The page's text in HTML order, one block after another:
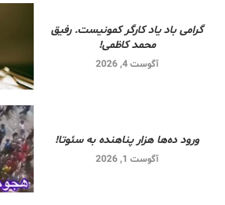
گرامی باد یاد کارگر کمونیست. رفیق
محمد کاظمی!
آگوست 4, 2026
ورود ده‌ها هزار پناهنده به سئوتا!
آگوست 1, 2026